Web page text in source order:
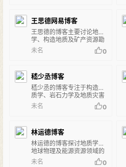
王思德网易博客
王思德的博客主要讨论地质
学、构造地质及矿产资源勘
查相关的研究和案例分析。
未名 0
嵇少丞博客
嵇少丞的博客专注于构造地
质学、岩石力学及地质灾害
研究的学术探讨和科普文
章。
未名 0
林运德博客
林运德的博客探讨地质学、
地球物理及能源资源领域的
研究成果和学术观点。
未名 0